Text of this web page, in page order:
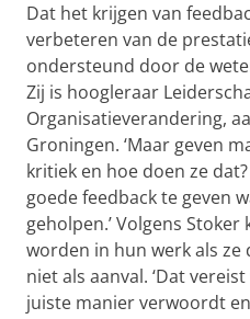
Dat het krijgen van
verbeteren van de
ondersteund door de
Zij is hoogleraar
Organisatieverandering,
Groningen. ‘Maar geven
kritiek en hoe doen ze
goede feedback te geven
geholpen.’ Volgens
worden in hun werk als ze
niet als aanval. ‘Dat
juiste manier verwoordt